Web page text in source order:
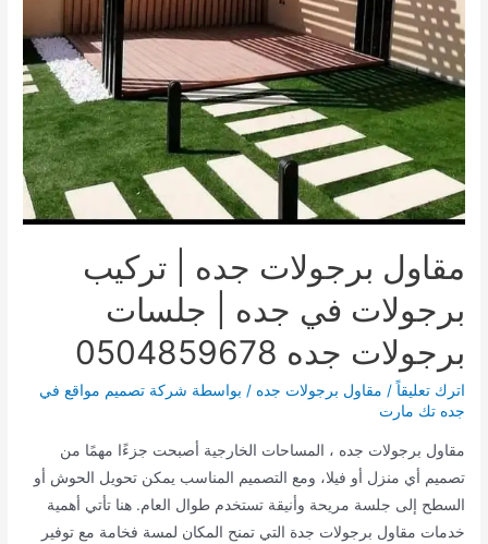
مقاول برجولات جده | تركيب
برجولات في جده | جلسات
برجولات جده 0504859678
اترك تعليقاً / مقاول برجولات جده / بواسطة شركة تصميم مواقع في
جده تك مارت
مقاول برجولات جده ، المساحات الخارجية أصبحت جزءًا مهمًا من
تصميم أي منزل أو فيلا، ومع التصميم المناسب يمكن تحويل الحوش أو
السطح إلى جلسة مريحة وأنيقة تستخدم طوال العام. هنا تأتي أهمية
خدمات مقاول برجولات جدة التي تمنح المكان لمسة فخامة مع توفير
القائمة
القائمة